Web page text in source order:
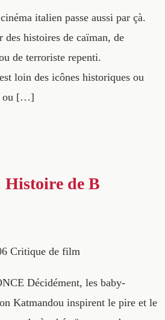
italien passe aussi par çà.
des histoires de caïman, de
de terroriste repenti.
loin des icônes historiques ou
ou […]
Histoire de B
Critique de film
Décidément, les baby-
Katmandou inspirent le pire et le